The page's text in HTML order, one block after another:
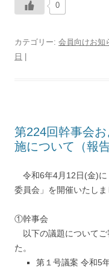
0
カテゴリー: 会員向けお知
日
第224回幹事会
施について（報告
令和6年4月12日(金)に
委員会」を開催いたしま
①幹事会
以下の議題についてご
た。
第１号議案 令和5